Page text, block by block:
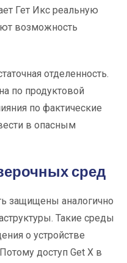
Гет Икс реальную
возможность
отделенность.
по продуктовой
по фактические
в опасным
сред
защищены аналогично
Такие среды
о устройстве
доступ Get X в